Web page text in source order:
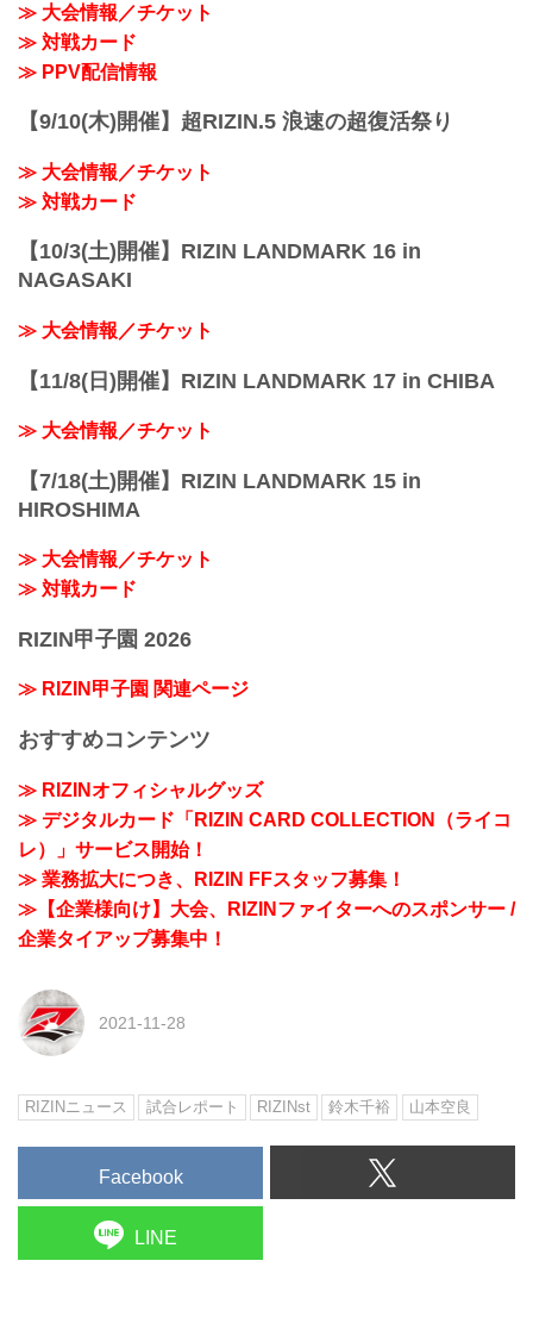
≫ 大会情報／チケット
≫ 対戦カード
≫ PPV配信情報
【9/10(木)開催】超RIZIN.5 浪速の超復活祭り
≫ 大会情報／チケット
≫ 対戦カード
【10/3(土)開催】RIZIN LANDMARK 16 in
NAGASAKI
≫ 大会情報／チケット
【11/8(日)開催】RIZIN LANDMARK 17 in CHIBA
≫ 大会情報／チケット
【7/18(土)開催】RIZIN LANDMARK 15 in
HIROSHIMA
≫ 大会情報／チケット
≫ 対戦カード
RIZIN甲子園 2026
≫ RIZIN甲子園 関連ページ
おすすめコンテンツ
≫ RIZINオフィシャルグッズ
≫ デジタルカード「RIZIN CARD COLLECTION（ライコ
レ）」サービス開始！
≫ 業務拡大につき、RIZIN FFスタッフ募集！
≫【企業様向け】大会、RIZINファイターへのスポンサー /
企業タイアップ募集中！
2021-11-28
RIZINニュース 試合レポート RIZINst 鈴木千裕 山本空良
Facebook
LINE